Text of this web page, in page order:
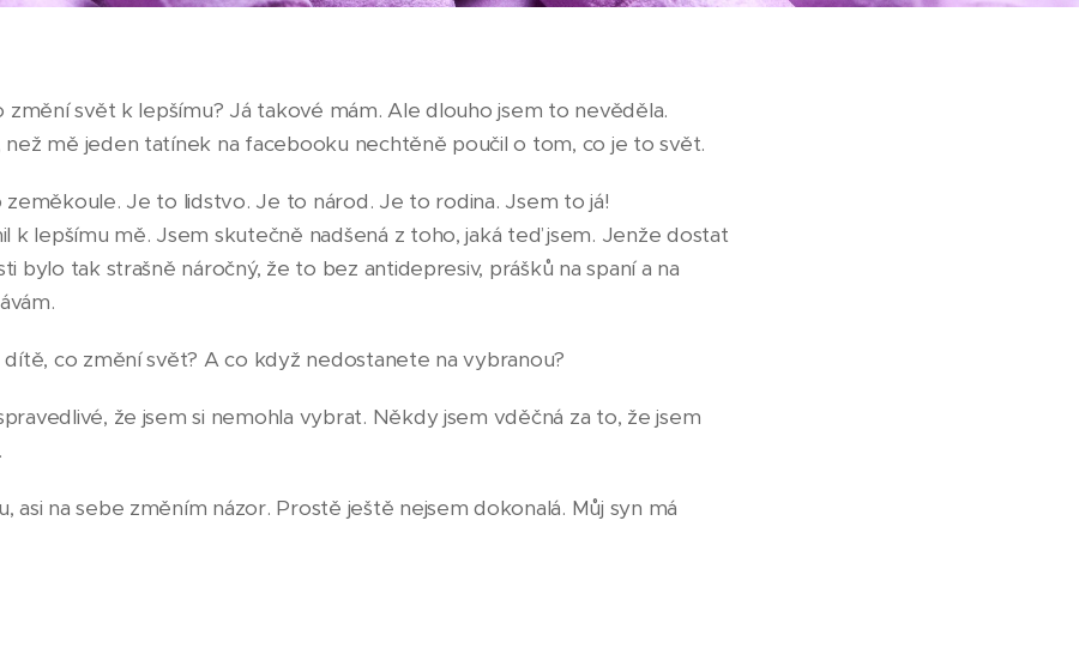
svět k lepšímu? Já takové mám. Ale dlouho jsem to nevěděla.
mě jeden tatínek na facebooku nechtěně poučil o tom, co je to svět.
Je to lidstvo. Je to národ. Je to rodina. Jsem to já!
k lepšímu mě. Jsem skutečně nadšená z toho, jaká teď jsem. Jenže dostat
bylo tak strašně náročný, že to bez antidepresiv, prášků na spaní a na
co změní svět? A co když nedostanete na vybranou?
že jsem si nemohla vybrat. Někdy jsem vděčná za to, že jsem
asi na sebe změním názor. Prostě ještě nejsem dokonalá. Můj syn má